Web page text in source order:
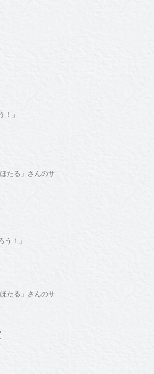
」
たる」さんのサ
！」
たる」さんのサ